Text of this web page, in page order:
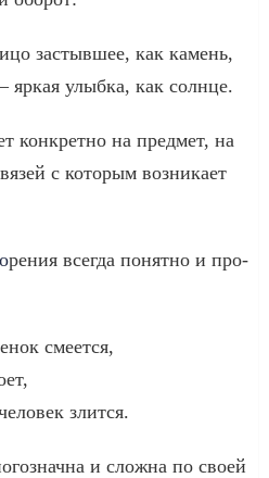
застыв­шее, как камень,
улыб­ка, как солн­це.
кон­крет­но на пред­мет, на
с кото­рым воз­ни­ка­ет
­ре­ния все­гда понят­но и про­
сме­ет­ся,
злит­ся.
и слож­на по сво­ей